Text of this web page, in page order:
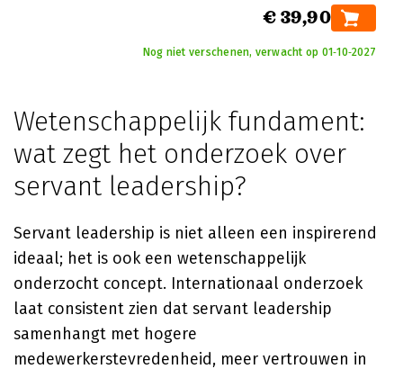
€ 39,90
Nog niet verschenen, verwacht op 01‑10‑2027
Wetenschappelijk fundament:
wat zegt het onderzoek over
servant leadership?
Servant leadership is niet alleen een inspirerend
ideaal; het is ook een wetenschappelijk
onderzocht concept. Internationaal onderzoek
laat consistent zien dat servant leadership
samenhangt met hogere
medewerkerstevredenheid, meer vertrouwen in